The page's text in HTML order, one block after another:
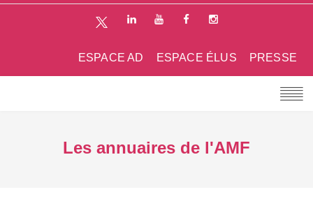
PRESSE
ESPACE ÉLUS
ESPACE AD
Les annuaires de l'AMF